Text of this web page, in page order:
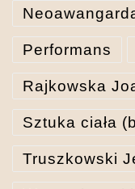
Performans
Rajkowska
Sztuka ciała
Truszkowski